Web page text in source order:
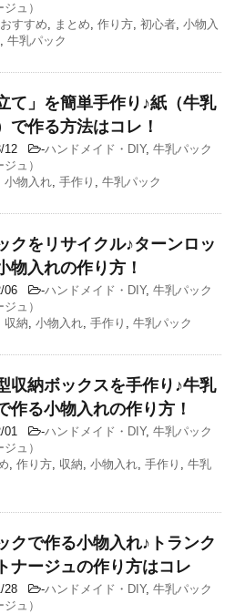
ジュ）
おすすめ, まとめ, 作り方, 初心者, 小物入
, 牛乳パック
て」を簡単手作り♪紙（牛乳
で作る方法はコレ！
12 -ハンドメイド・DIY, 牛乳パック
ジュ）
小物入れ, 手作り , 牛乳パック
クをリサイクル♪ターンロッ
物入れの作り方！
06 -ハンドメイド・DIY, 牛乳パック
ジュ）
収納, 小物入れ, 手作り , 牛乳パック
収納ボックスを手作り♪牛乳
作る小物入れの作り方！
01 -ハンドメイド・DIY, 牛乳パック
ジュ）
, 作り方, 収納, 小物入れ, 手作り , 牛乳
クで作る小物入れ♪トランク
ナージュの作り方はコレ
28 -ハンドメイド・DIY, 牛乳パック
ジュ）